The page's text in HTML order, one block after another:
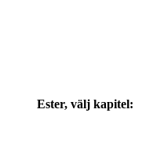
Ester, välj kapitel: